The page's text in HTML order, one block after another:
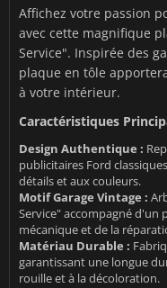
Affichez votre passion
avec cette magnifique
Service". Inspirée des
plaque en tôle
à votre intérieur.
Caractéristiques
Design Authentique :
publicitaires Ford
détails et aux couleurs.
Motif Garage Vintage :
Service" accompagné d'un
mécanique et de la
Matériau Durable :
garantissant une longue
rouille et à la décoloration.